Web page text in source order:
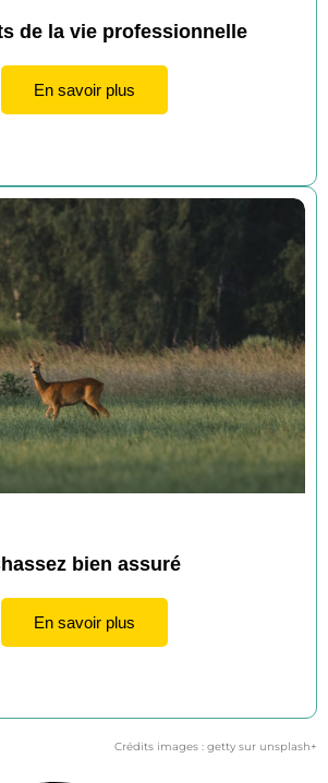
de la vie professionnelle
En savoir plus
bien assuré
En savoir plus
Crédits images : getty sur unsplash+